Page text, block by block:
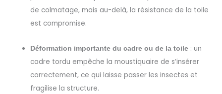
de colmatage, mais au-delà, la résistance de la toile
est compromise.
Déformation importante du cadre ou de la toile : un
cadre tordu empêche la moustiquaire de s’insérer
correctement, ce qui laisse passer les insectes et
fragilise la structure.